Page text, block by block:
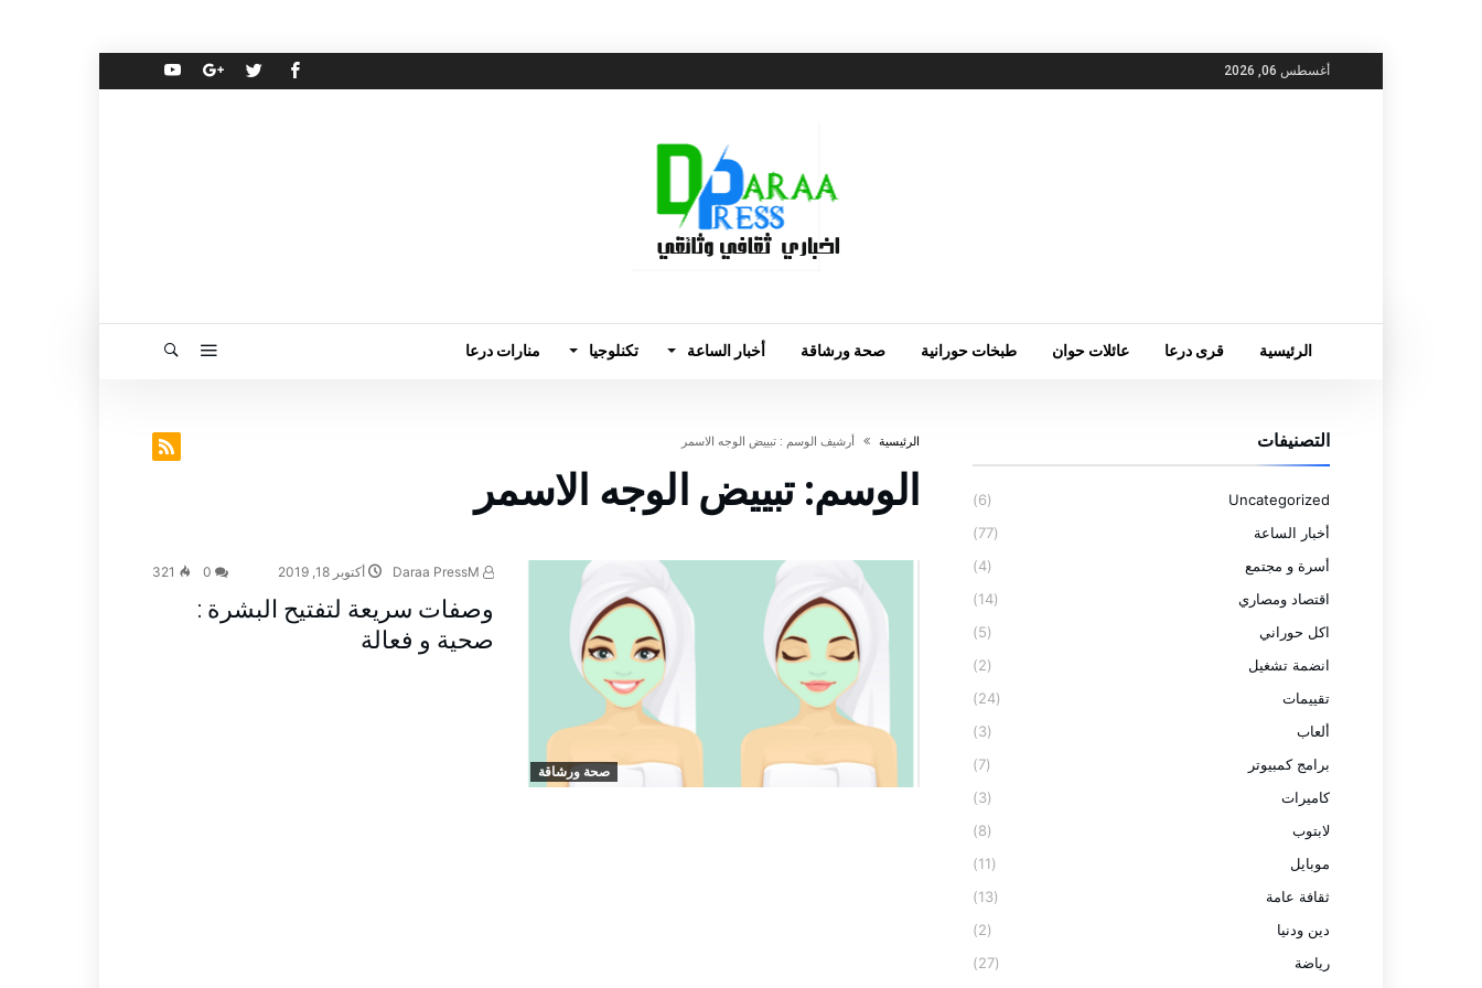
أغسطس 06, 2026
الرئيسية قرى درعا عائلات حوان طبخات حورانية صحة ورشاقة أخبار الساعة تكنلوجيا منارات درعا
‫الرئيسية‬ ‫أرشيف الوسم :‬ تبييض الوجه الاسمر
الوسم:تبييض الوجه الاسمر
صحة ورشاقة
أكتوبر 18, 2019 321
وصفات سريعة لتفتيح البشرة :
صحية و فعالة
التصنيفات
Uncategorized
(6)
أخبار الساعة
(77)
أسرة و مجتمع
(4)
اقتصاد ومصاري
(14)
اكل حوراني
(5)
انضمة تشغيل
(2)
تقييمات
(24)
ألعاب
(3)
برامج كمبيوتر
(7)
كاميرات
(3)
لابتوب
(8)
موبايل
(11)
ثقافة عامة
(13)
دين ودنيا
(2)
رياضة
(27)